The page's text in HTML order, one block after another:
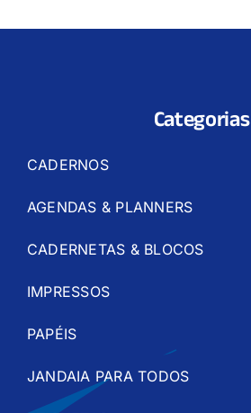
Categorias
CADERNOS
AGENDAS & PLANNERS
CADERNETAS & BLOCOS
IMPRESSOS
PAPÉIS
JANDAIA PARA TODOS